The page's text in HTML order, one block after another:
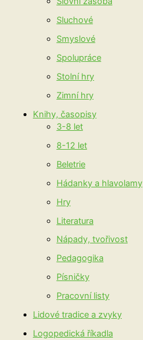
Sluchové
Smyslové
Spolupráce
Stolní hry
Zimní hry
Knihy, časopisy
3-8 let
8-12 let
Beletrie
Hádanky a hlavolamy
Hry
Literatura
Nápady, tvořivost
Pedagogika
Písničky
Pracovní listy
Lidové tradice a zvyky
Logopedická říkadla